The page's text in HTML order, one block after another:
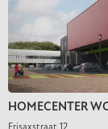
HOMECENTER